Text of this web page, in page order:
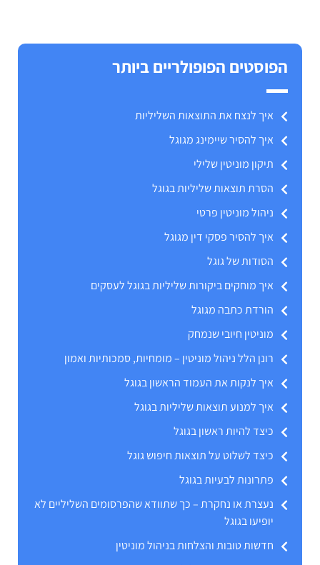
הפוסטים הפופולריים ביותר
איך לנצח את התוצאות השליליות
איך להסיר שיימינג מגוגל
תיקון מוניטין שלילי
הסרת תוצאות שליליות בגוגל
ניהול מוניטין פרטי
איך להסיר פסקי דין מגוגל
הסודות של גוגל
איך מוחקים ביקורות שליליות בגוגל לעסקים
הורדת כתבה מגוגל
מוניטין חיובי שנמחק
רונן הלל ניהול מוניטין – מומחיות, סמכותיות ואמון
איך לנקות את העמוד הראשון בגוגל
איך למנוע תוצאות שליליות בגוגל
כיצד להיות ראשון בגוגל
כיצד לשלוט על תוצאות חיפוש גוגל
פתרונות לבעיות בגוגל
נעצרת או נחקרת – כך שתוודא שהפרסומים השליליים לא
יופיעו בגוגל
חדשות טובות והצלחות בניהול מוניטין